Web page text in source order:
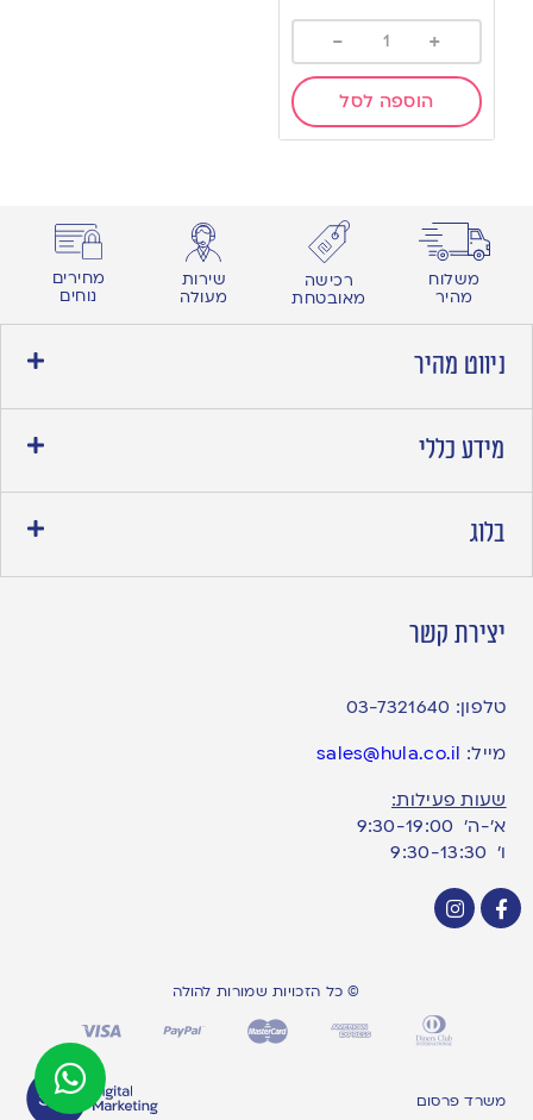
+
-
הוספה לסל
משלוח
מהיר
רכישה
מאובטחת
שירות
מעולה
מחירים
נוחים
ניווט מהיר
מידע כללי
בלוג
יצירת קשר
טלפון: 03-7321640
מייל: sales@hula.co.il
שעות פעילות:
א’-ה’ 9:30-19:00
ו׳ 9:30-13:30
© כל הזכויות שמורות להולה
משרד פרסום